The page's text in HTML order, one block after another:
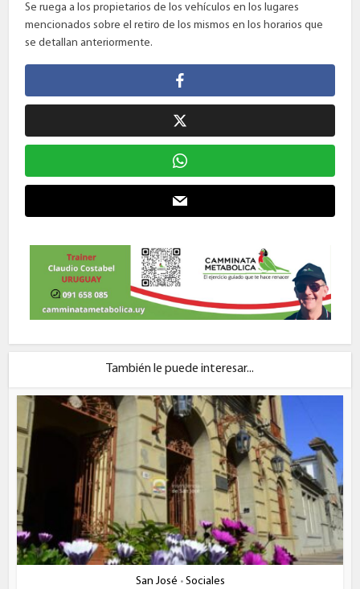
Se ruega a los propietarios de los vehículos en los lugares
mencionados sobre el retiro de los mismos en los horarios que
se detallan anteriormente.
También le puede interesar...
San José • Sociales